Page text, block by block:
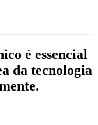
é essencial
da tecnologia